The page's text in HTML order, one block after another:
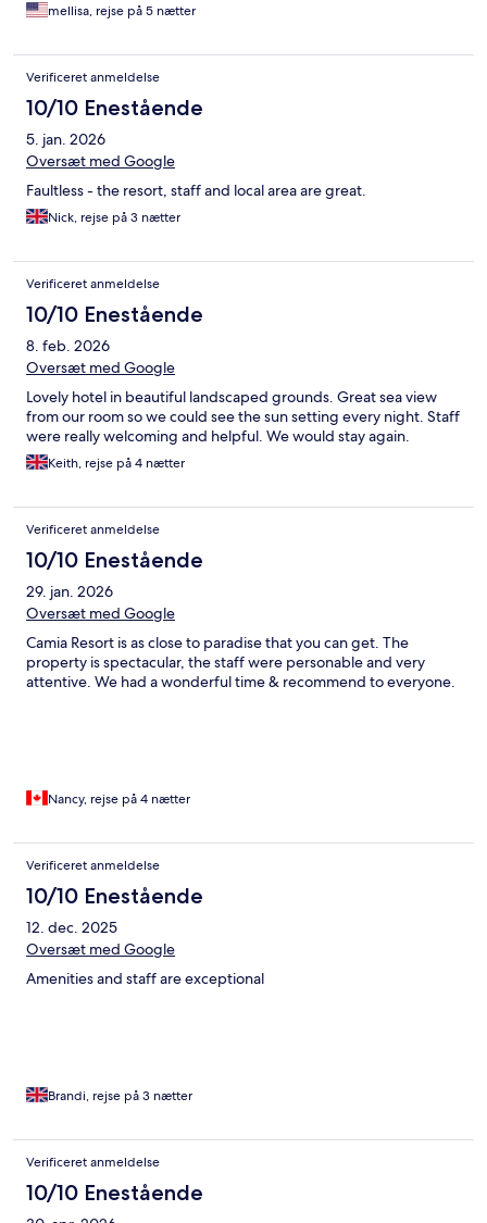
mellisa, rejse på 5 nætter
Verificeret anmeldelse
10/10 Enestående
5. jan. 2026
Oversæt med Google
Faultless - the resort, staff and local area are great.
Nick, rejse på 3 nætter
Verificeret anmeldelse
10/10 Enestående
8. feb. 2026
Oversæt med Google
Lovely hotel in beautiful landscaped grounds. Great sea view
from our room so we could see the sun setting every night. Staff
were really welcoming and helpful. We would stay again.
Keith, rejse på 4 nætter
Verificeret anmeldelse
10/10 Enestående
29. jan. 2026
Oversæt med Google
Camia Resort is as close to paradise that you can get. The
property is spectacular, the staff were personable and very
attentive. We had a wonderful time & recommend to everyone.
Nancy, rejse på 4 nætter
Verificeret anmeldelse
10/10 Enestående
12. dec. 2025
Oversæt med Google
Amenities and staff are exceptional
Brandi, rejse på 3 nætter
Verificeret anmeldelse
10/10 Enestående